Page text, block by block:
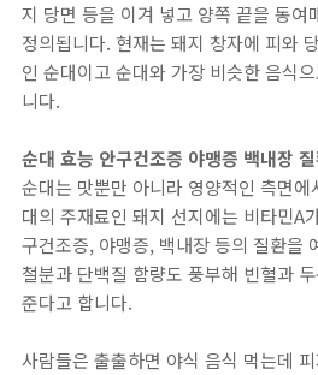
지 당면 등을 이겨 넣고 양쪽 끝을 동여
정의됩니다. 현재는 돼지 창자에 피와
인 순대이고 순대와 가장 비슷한 음식
니다.
순대 효능 안구건조증 야맹증 백내장
순대는 맛뿐만 아니라 영양적인 측면
대의 주재료인 돼지 선지에는 비타민A
구건조증, 야맹증, 백내장 등의 질환을
철분과 단백질 함량도 풍부해 빈혈과
준다고 합니다.
사람들은 출출하면 야식 음식 먹는데